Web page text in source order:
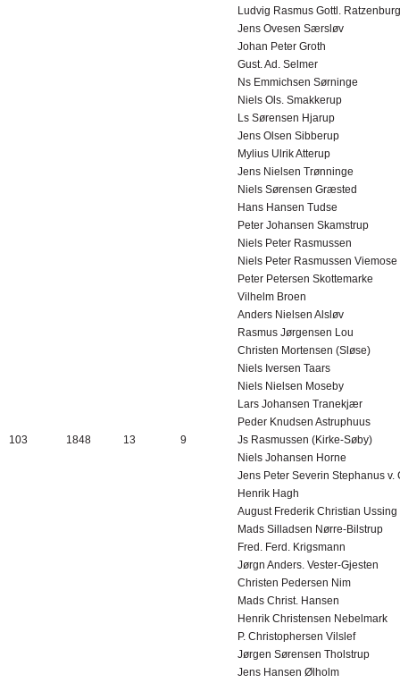
Ludvig Rasmus Gottl. Ratzenburg
Jens Ovesen Særsløv
Johan Peter Groth
Gust. Ad. Selmer
Ns Emmichsen Sørninge
Niels Ols. Smakkerup
Ls Sørensen Hjarup
Jens Olsen Sibberup
Mylius Ulrik Atterup
Jens Nielsen Trønninge
Niels Sørensen Græsted
Hans Hansen Tudse
Peter Johansen Skamstrup
Niels Peter Rasmussen
Niels Peter Rasmussen Viemose
Peter Petersen Skottemarke
Vilhelm Broen
Anders Nielsen Alsløv
Rasmus Jørgensen Lou
Christen Mortensen (Sløse)
Niels Iversen Taars
Niels Nielsen Moseby
Lars Johansen Tranekjær
Peder Knudsen Astruphuus
103
1848 13 9
Js Rasmussen (Kirke-Søby)
Niels Johansen Horne
Jens Peter Severin Stephanus v.
Henrik Hagh
August Frederik Christian Ussing
Mads Silladsen Nørre-Bilstrup
Fred. Ferd. Krigsmann
Jørgn Anders. Vester-Gjesten
Christen Pedersen Nim
Mads Christ. Hansen
Henrik Christensen Nebelmark
P. Christophersen Vilslef
Jørgen Sørensen Tholstrup
Jens Hansen Ølholm